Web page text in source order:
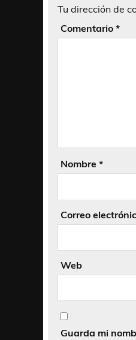
Tu dirección de
Comentario *
Nombre *
Correo
Web
Guarda mi